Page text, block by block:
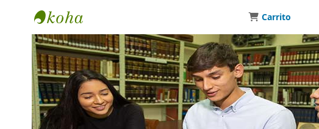
Biblioteca Universidad Monteávila
Carrito